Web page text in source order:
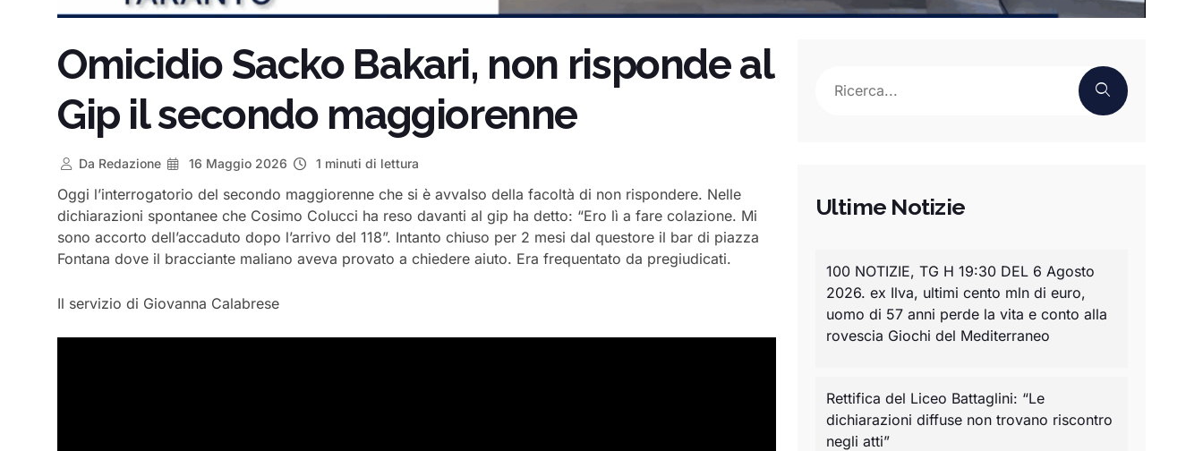
Omicidio Sacko Bakari, non risponde al
Gip il secondo maggiorenne
Da Redazione 16 Maggio 2026 1 minuti di lettura
Oggi l’interrogatorio del secondo maggiorenne che si è avvalso della facoltà di non rispondere. Nelle
dichiarazioni spontanee che Cosimo Colucci ha reso davanti al gip ha detto: “Ero lì a fare colazione. Mi
sono accorto dell’accaduto dopo l’arrivo del 118”. Intanto chiuso per 2 mesi dal questore il bar di piazza
Fontana dove il bracciante maliano aveva provato a chiedere aiuto. Era frequentato da pregiudicati.
Il servizio di Giovanna Calabrese
Ultime Notizie
100 NOTIZIE, TG H 19:30 DEL 6 Agosto
2026. ex Ilva, ultimi cento mln di euro,
uomo di 57 anni perde la vita e conto alla
rovescia Giochi del Mediterraneo
Rettifica del Liceo Battaglini: “Le
dichiarazioni diffuse non trovano riscontro
negli atti”